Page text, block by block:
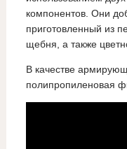
компонентов. Они
приготовленный из
щебня, а также
В качестве
полипропиленовая